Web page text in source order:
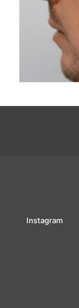
Instagram